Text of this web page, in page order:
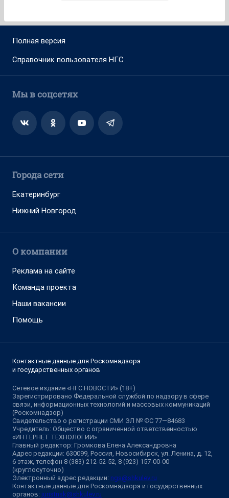
Полная версия
Справочник пользователя НГС
Мы в соцсетях
Города сети
Екатеринбург
Нижний Новгород
О компании
Реклама на сайте
Команда проекта
Наши вакансии
Помощь
Контактные данные для Роскомнадзора
и государственных органов
Сетевое издание «НГС.НОВОСТИ» (18+)
Зарегистрировано Федеральной службой по надзору в сфере
связи, информационных технологий и массовых коммуникаций
(Роскомнадзор)
Свидетельство о регистрации СМИ ЭЛ № ФС 77—84683
Учредитель: Общество с ограниченной ответственностью
«ИНТЕРНЕТ ТЕХНОЛОГИИ»
Главный редактор: Громкова Елена Александровна
Адрес редакции: 630099, Россия, Новосибирск, ул. Ленина, д. 12,
6 этаж, телефон 8 (383) 212-52-52, 8 (923) 157-00-00
(круглосуточно)
Электронный адрес редакции: ngs@shkulev.ru
Контактные данные для Роскомнадзора и государственных
органов: juristnsk@shkulev.ru